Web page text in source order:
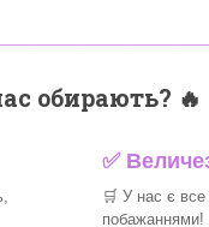
обирають? 🔥
✅
🛒 У нас є все
побажаннями!​